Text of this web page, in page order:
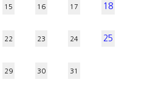
15 16 17 18
22 23 24 25
29 30 31